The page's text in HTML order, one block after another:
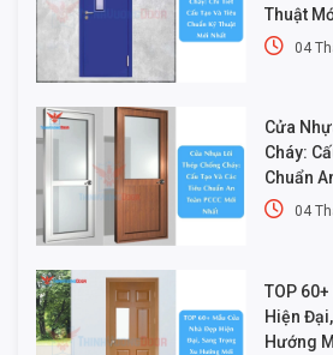
Thuật
04
Cửa
Cháy:
Chuẩn
04
TOP
Hiện
Hướng